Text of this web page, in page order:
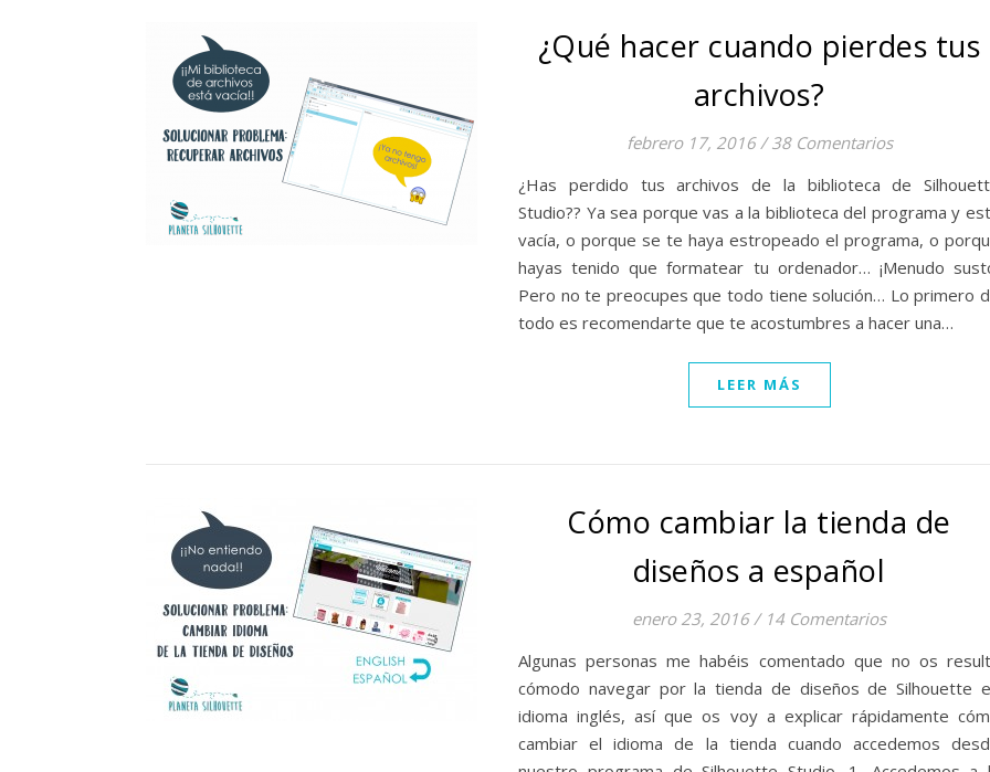
¿Qué hacer cuando pierdes tus
archivos?
febrero 17, 2016 / 38 Comentarios
¿Has perdido tus archivos de la biblioteca de
Studio?? Ya sea porque vas a la biblioteca del programa y
vacía, o porque se te haya estropeado el programa, o
hayas tenido que formatear tu ordenador… ¡Menudo
Pero no te preocupes que todo tiene solución… Lo primero
todo es recomendarte que te acostumbres a hacer una…
LEER MÁS
Cómo cambiar la tienda de
diseños a español
enero 23, 2016 / 14 Comentarios
Algunas personas me habéis comentado que no os
cómodo navegar por la tienda de diseños de Silhouette
idioma inglés, así que os voy a explicar rápidamente
cambiar el idioma de la tienda cuando accedemos